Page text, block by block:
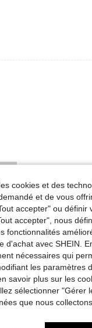
cookies et des
et de vous
accepter" ou
accepter", nous
fonctionnalités
d'achat avec SHEIN.
nécessaires qui
les paramètres
savoir plus sur les
sélectionner "Gérer
que nous collectons,